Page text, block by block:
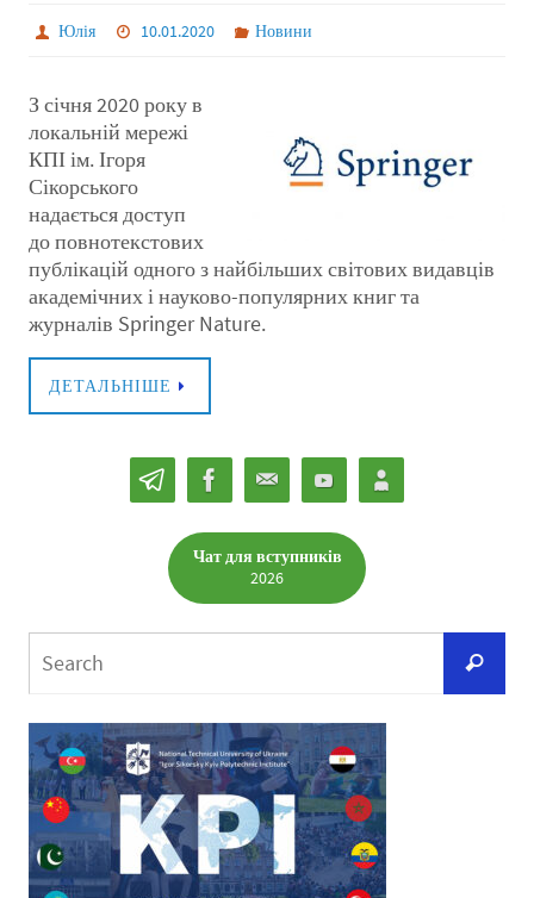
Юлія 10.01.2020 Новини
З січня 2020 року в
локальній мережі
КПІ ім. Ігоря
Сікорського
надається доступ
до повнотекстових
публікацій одного з найбільших світових видавців
академічних і науково-популярних книг та
журналів Springer Nature.
ДЕТАЛЬНІШЕ
Чат для вступників
2026